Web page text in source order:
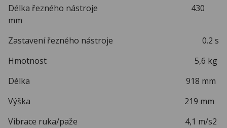
Délka řezného nástroje 430
mm
Zastavení řezného nástroje 0.2 s
Hmotnost 5,6 kg
Délka 918 mm
Výška 219 mm
Vibrace ruka/paže 4,1 m/s2